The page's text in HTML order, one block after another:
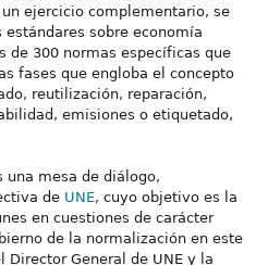
ejercicio complementario, se
sobre economía
de 300 normas específicas que
fases que engloba el concepto
reutilización, reparación,
emisiones o etiquetado,
una mesa de diálogo,
de UNE, cuyo objetivo es la
en cuestiones de carácter
de la normalización en este
General de UNE y la